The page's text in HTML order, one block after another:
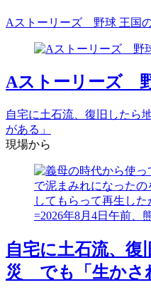
Aストーリーズ 野球 王国
Aストーリーズ
自宅に土石流、復旧した
がある」
現場から
自宅に土石流、
災 でも「生かさ